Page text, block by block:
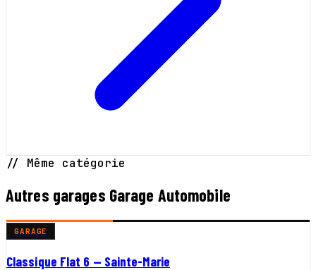
// Même catégorie
Autres garages Garage Automobile
GARAGE
Classique Flat 6 — Sainte-Marie